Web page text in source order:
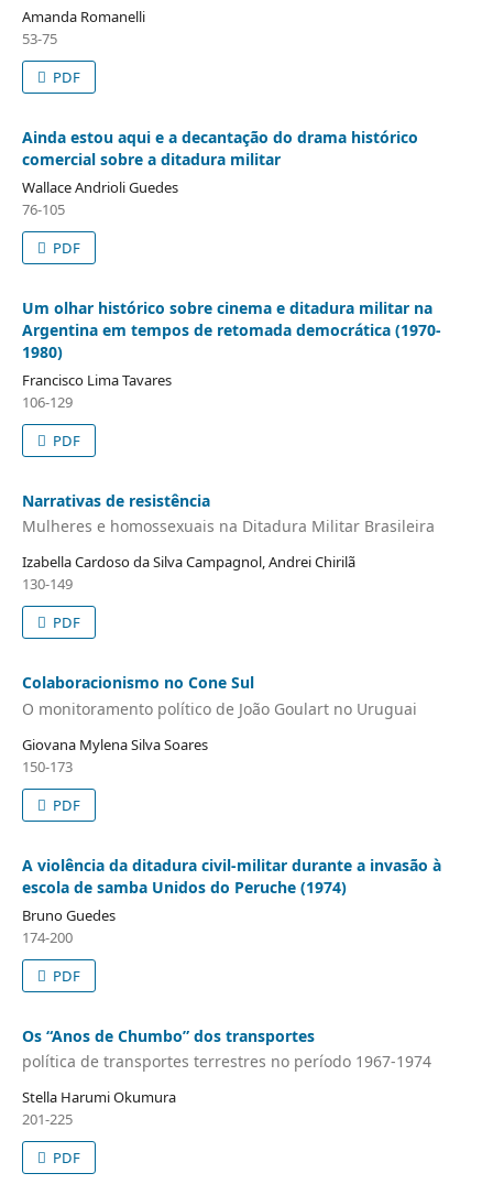
Amanda Romanelli
53-75
PDF
Ainda estou aqui e a decantação do drama histórico
comercial sobre a ditadura militar
Wallace Andrioli Guedes
76-105
PDF
Um olhar histórico sobre cinema e ditadura militar na
Argentina em tempos de retomada democrática (1970-
1980)
Francisco Lima Tavares
106-129
PDF
Narrativas de resistência
Mulheres e homossexuais na Ditadura Militar Brasileira
Izabella Cardoso da Silva Campagnol, Andrei Chirilã
130-149
PDF
Colaboracionismo no Cone Sul
O monitoramento político de João Goulart no Uruguai
Giovana Mylena Silva Soares
150-173
PDF
A violência da ditadura civil-militar durante a invasão à
escola de samba Unidos do Peruche (1974)
Bruno Guedes
174-200
PDF
Os “Anos de Chumbo” dos transportes
política de transportes terrestres no período 1967-1974
Stella Harumi Okumura
201-225
PDF